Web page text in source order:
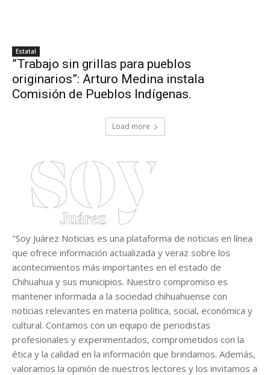
Estatal
”Trabajo sin grillas para pueblos
originarios”: Arturo Medina instala
Comisión de Pueblos Indígenas.
Load more
"Soy Juárez Noticias es una plataforma de noticias en línea
que ofrece información actualizada y veraz sobre los
acontecimientos más importantes en el estado de
Chihuahua y sus municipios. Nuestro compromiso es
mantener informada a la sociedad chihuahuense con
noticias relevantes en materia política, social, económica y
cultural. Contamos con un equipo de periodistas
profesionales y experimentados, comprometidos con la
ética y la calidad en la información que brindamos. Además,
valoramos la opinión de nuestros lectores y los invitamos a